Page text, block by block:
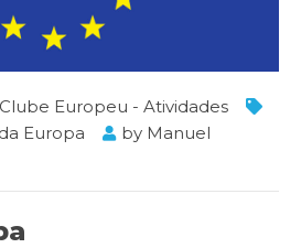
Clube Europeu - Atividades
Europa by Manuel